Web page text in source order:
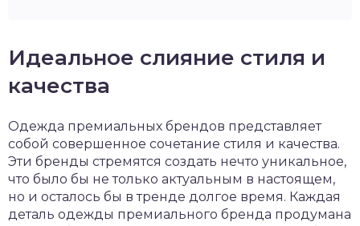
Идеальное слияние стиля и
качества
Одежда премиальных брендов представляет
собой совершенное сочетание стиля и качества.
Эти бренды стремятся создать нечто уникальное,
что было бы не только актуальным в настоящем,
но и осталось бы в тренде долгое время. Каждая
деталь одежды премиального бренда продумана